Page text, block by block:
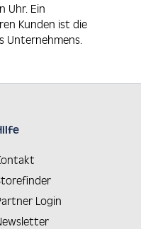
Uhr. Ein
Kunden ist die
Unternehmens.
Login